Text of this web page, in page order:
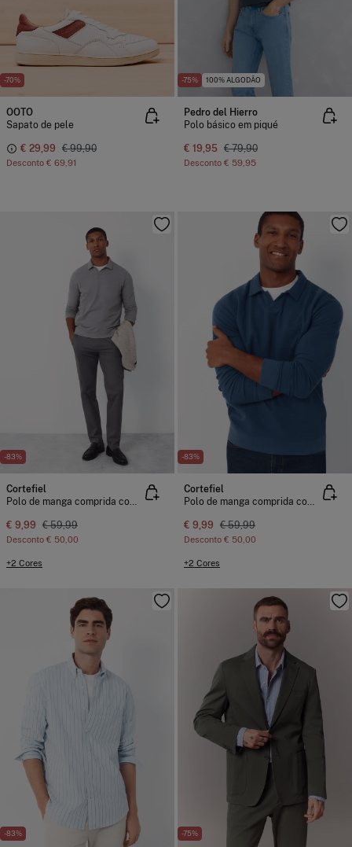
-70%
OOTO
Sapato de pele
€ 29,99 € 99,90
Desconto € 69,91
-75% 100% ALGODÃO
Pedro del Hierro
Polo básico em piqué
€ 19,95 € 79,90
Desconto € 59,95
-83%
Cortefiel
Polo de manga comprida com estrutura
€ 9,99 € 59,99
Desconto € 50,00
+2 Cores
-83%
Cortefiel
Polo de manga comprida com estrutura
€ 9,99 € 59,99
Desconto € 50,00
+2 Cores
-83% -75%